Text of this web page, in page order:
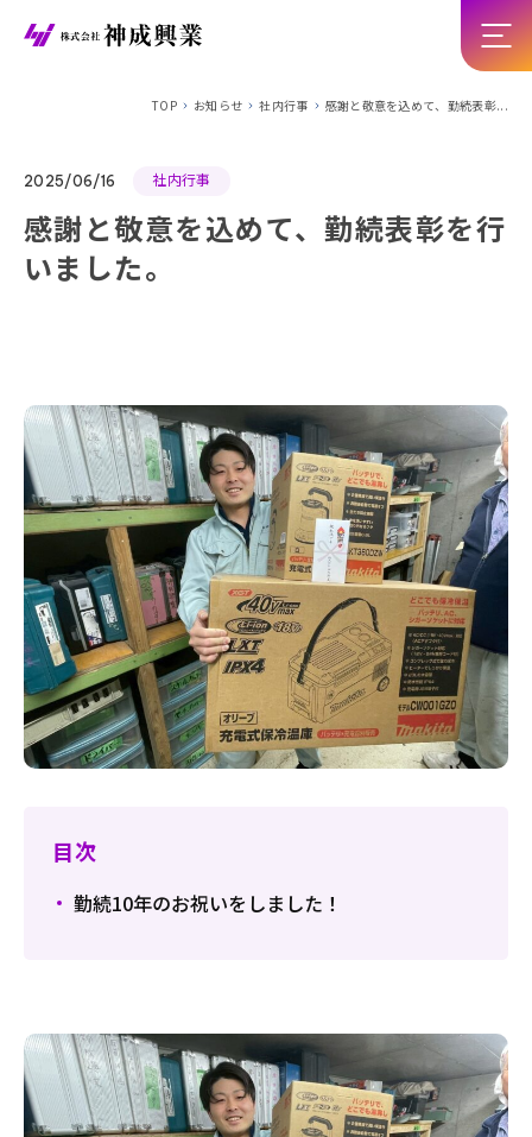
TOP お知らせ 社内行事 感謝と敬意を込めて、勤続表彰...
2025/06/16 社内行事
感謝と敬意を込めて、勤続表彰を行
いました。
目次
勤続10年のお祝いをしました！